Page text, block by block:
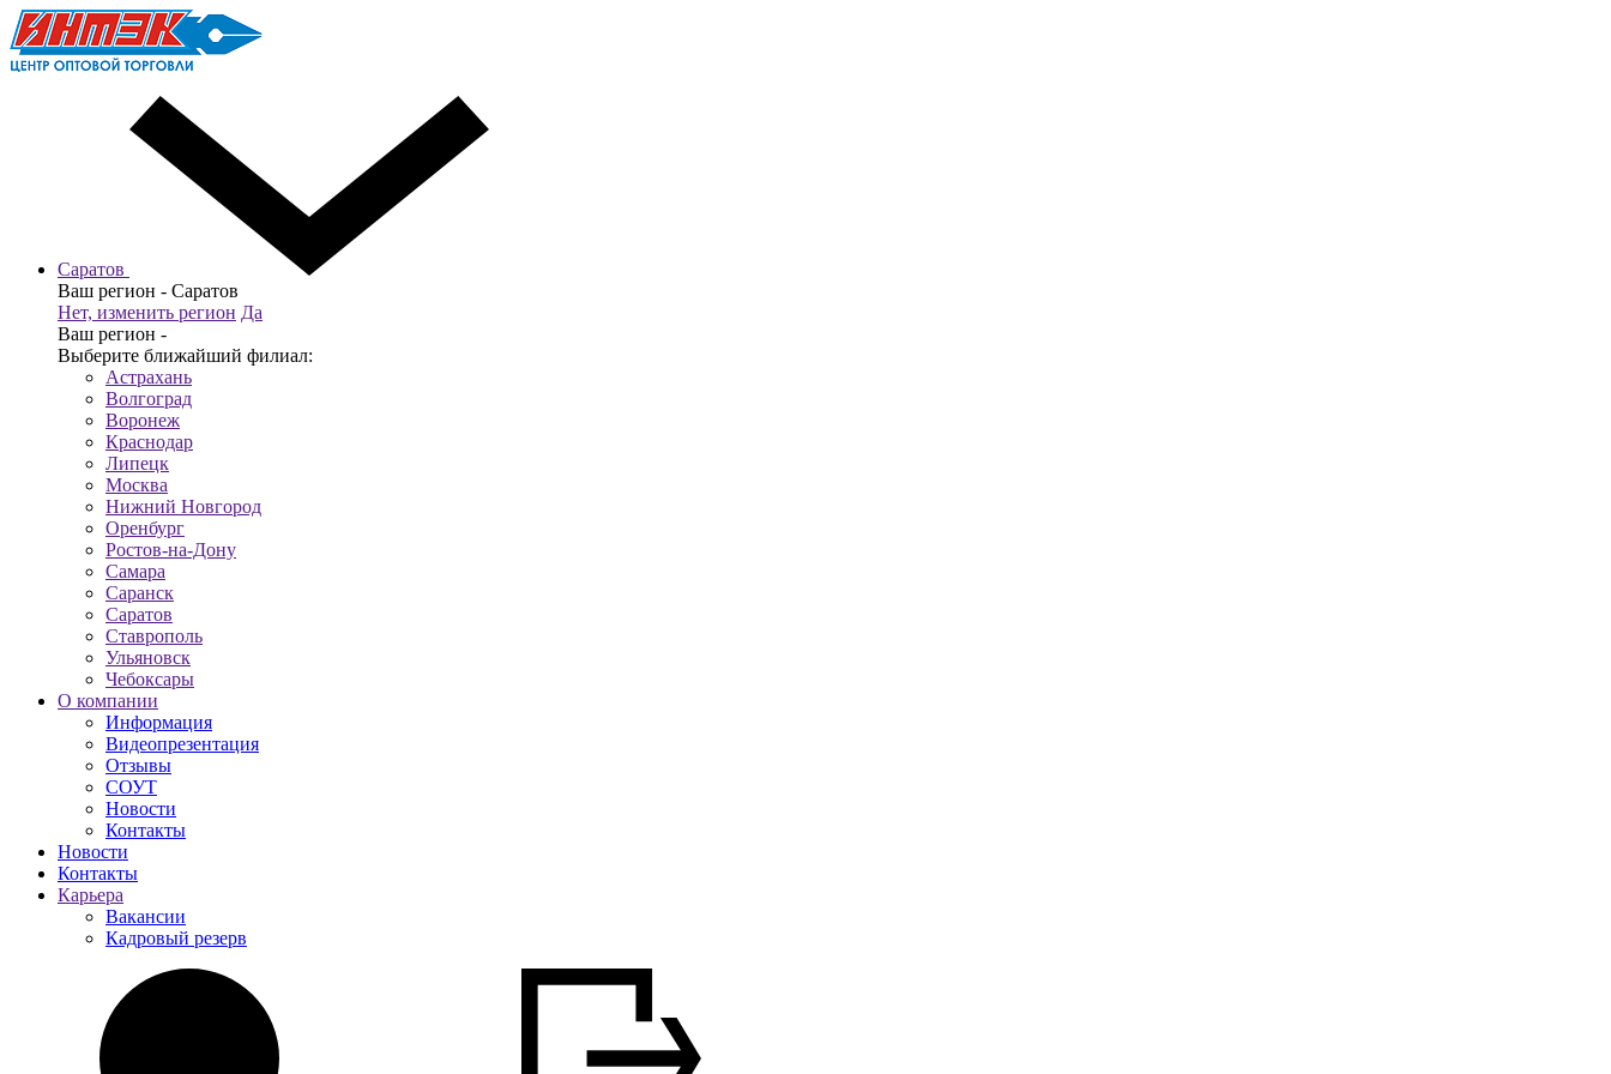
Саратов
Ваш регион - Саратов
Нет, изменить регион Да
Ваш регион -
Выберите ближайший филиал:
Астрахань
Волгоград
Воронеж
Краснодар
Липецк
Москва
Нижний Новгород
Оренбург
Ростов-на-Дону
Самара
Саранск
Саратов
Ставрополь
Ульяновск
Чебоксары
О компании
Информация
Видеопрезентация
Отзывы
СОУТ
Новости
Контакты
Новости
Контакты
Карьера
Вакансии
Кадровый резерв